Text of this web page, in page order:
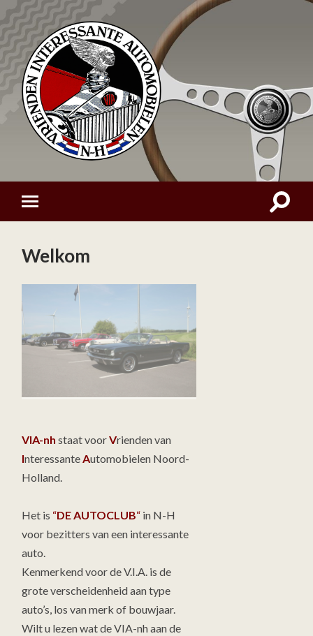
Welkom
VIA-nh staat voorVrienden van
InteressanteAutomobielen Noord-
Holland.
Het is “DE AUTOCLUB“ in N-H
voor bezitters van een interessante
auto.
Kenmerkend voor de V.I.A. is de
grote verscheidenheid aan type
auto’s, los van merk of bouwjaar.
Wilt u lezen wat de VIA-nh aan de